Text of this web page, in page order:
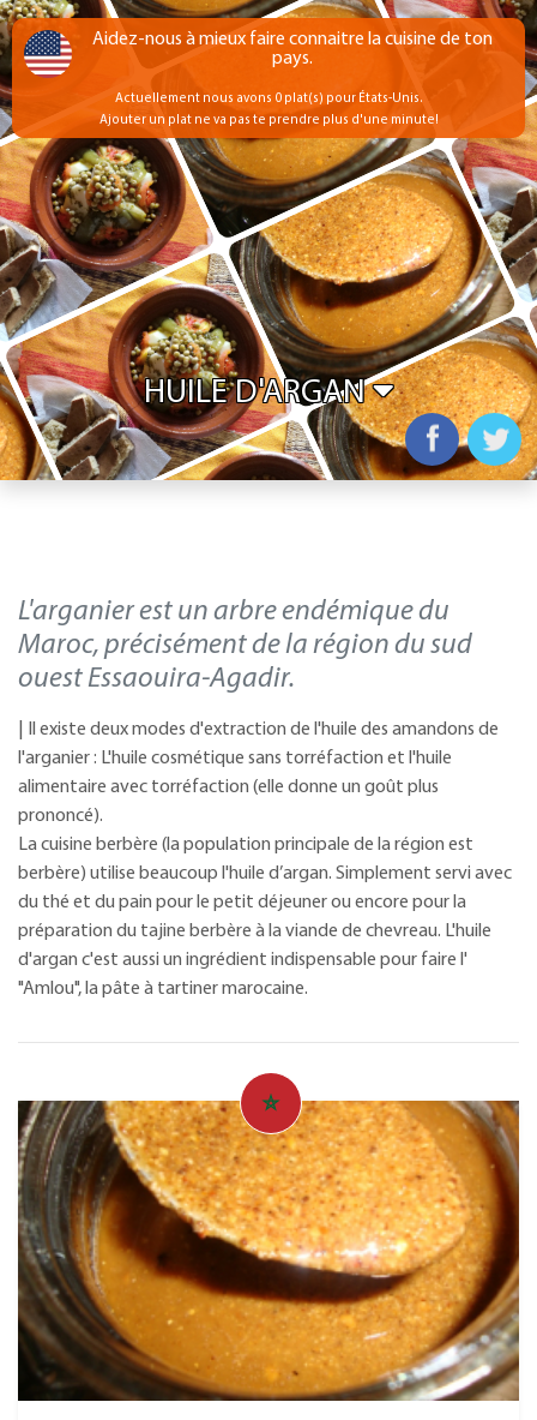
HUILE D'ARGAN
L'arganier est un arbre endémique du
Maroc, précisément de la région du sud
ouest Essaouira-Agadir.
| Il existe deux modes d'extraction de l'huile des amandons de
l'arganier : L'huile cosmétique sans torréfaction et l'huile
alimentaire avec torréfaction (elle donne un goût plus
prononcé).
La cuisine berbère (la population principale de la région est
berbère) utilise beaucoup l'huile d’argan. Simplement servi avec
du thé et du pain pour le petit déjeuner ou encore pour la
préparation du tajine berbère à la viande de chevreau. L'huile
d'argan c'est aussi un ingrédient indispensable pour faire l'
"Amlou", la pâte à tartiner marocaine.
Aidez-nous à mieux faire connaitre la cuisine de ton
pays.
Actuellement nous avons 0 plat(s) pour États-Unis.
Ajouter un plat ne va pas te prendre plus d'une minute!